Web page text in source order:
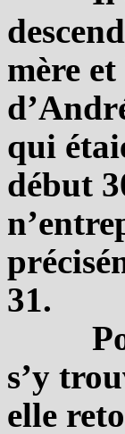
mère
qui
début
31.
s’y
elle